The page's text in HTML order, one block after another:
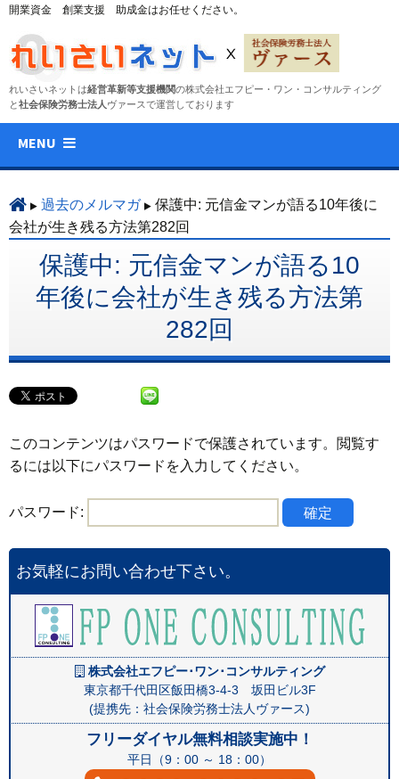
開業資金 創業支援 助成金はお任せください。
れいさいネットは経営革新等支援機関の株式会社エフピー・ワン・コンサルティング
と社会保険労務士法人 ヴァースで運営しております
MENU
ン
ツ
へ
ス
キ
ッ
過去のメルマガ
保護中: 元信金マンが語る10年後に
会社が生き残る方法第282回
保護中: 元信金マンが語る10
年後に会社が生き残る方法第
282回
このコンテンツはパスワードで保護されています。閲覧す
るには以下にパスワードを入力してください。
パスワード:
お気軽にお問い合わせ下さい。
株式会社エフピー･ワン･コンサルティング
東京都千代田区飯田橋3-4-3 坂田ビル3F
(提携先：社会保険労務士法人ヴァース)
フリーダイヤル無料相談実施中！
平日（9：00 ～ 18：00）